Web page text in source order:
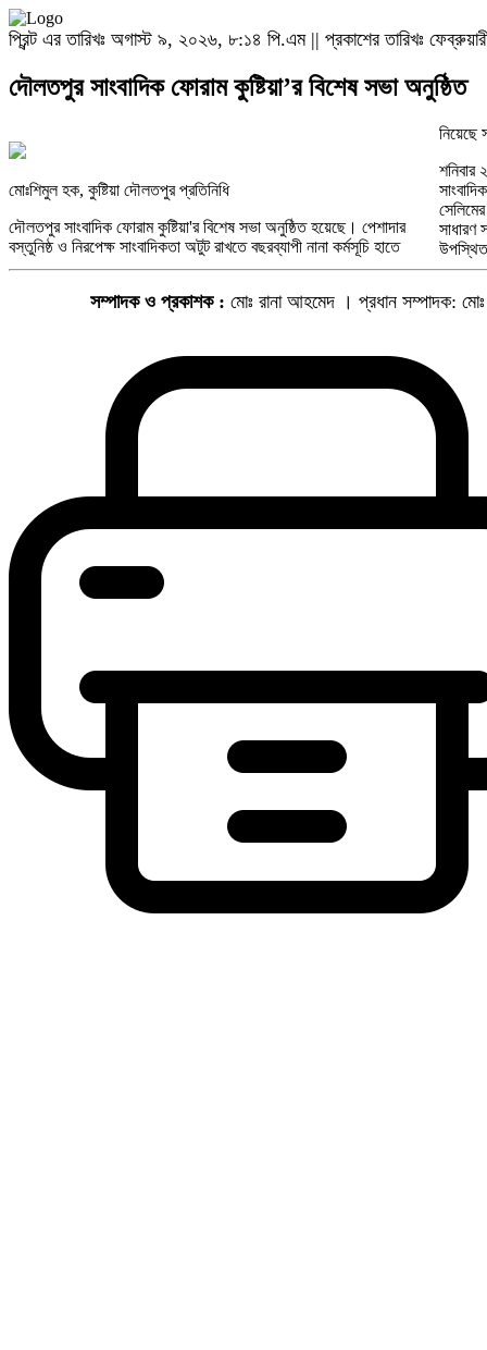
প্রিন্ট এর তারিখঃ অগাস্ট ৯, ২০২৬, ৮:১৪ পি.এম || প্রকাশের তারিখঃ
দৌলতপুর সাংবাদিক ফোরাম কুষ্টিয়া’র বিশেষ সভা অনুষ্ঠিত
মোঃশিমুল হক, কুষ্টিয়া দৌলতপুর প্রতিনিধি
দৌলতপুর সাংবাদিক ফোরাম কুষ্টিয়া'র বিশেষ সভা অনুষ্ঠিত হয়েছে। পেশাদার
বস্তুনিষ্ঠ ও নিরপেক্ষ সাংবাদিকতা অটুট রাখতে বছরব্যাপী নানা কর্মসূচি হাতে
নিয়েছে
শনিবার
সাধারণ
রিপন
সম্পাদক ও প্রকাশক :মোঃ রানা আহমেদ । প্রধান সম্পাদক: